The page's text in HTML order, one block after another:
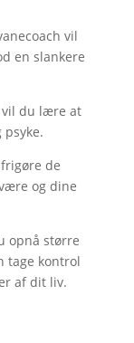
vil
en slankere
vil du lære at
de
og dine
opnå større
tage kontrol
af dit liv.